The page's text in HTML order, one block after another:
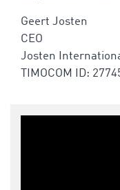
Geert Josten
CEO
Josten
TIMOCOM ID: